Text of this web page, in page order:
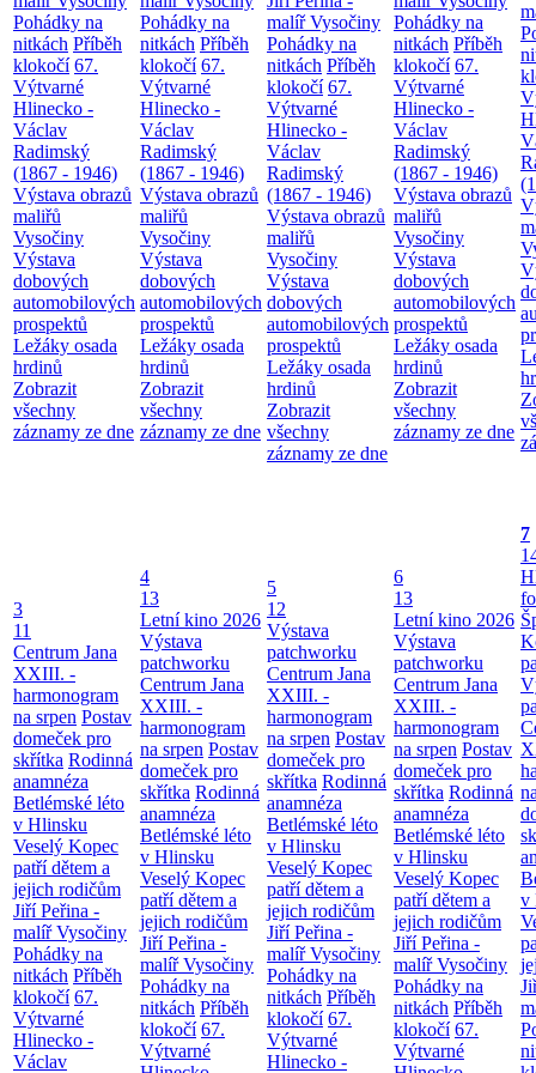
Pohádky na
nitkách Příběh
klokočí 67.
Výtvarné
Hlinecko -
Václav
Radimský
(1867 - 1946)
Výstava obrazů
maliřů
Vysočiny
Výstava
dobových
automobilových
prospektů
Ležáky osada
hrdinů
Zobrazit
všechny
záznamy ze dne
Pohádky na
nitkách Příběh
klokočí 67.
Výtvarné
Hlinecko -
Václav
Radimský
(1867 - 1946)
Výstava obrazů
maliřů
Vysočiny
Výstava
dobových
automobilových
prospektů
Ležáky osada
hrdinů
Zobrazit
všechny
záznamy ze dne
malíř Vysočiny
Pohádky na
nitkách Příběh
klokočí 67.
Výtvarné
Hlinecko -
Václav
Radimský
(1867 - 1946)
Výstava obrazů
maliřů
Vysočiny
Výstava
dobových
automobilových
prospektů
Ležáky osada
hrdinů
Zobrazit
všechny
záznamy ze dne
Pohádky na
nitkách Příběh
klokočí 67.
Výtvarné
Hlinecko -
Václav
Radimský
(1867 - 1946)
Výstava obrazů
maliřů
Vysočiny
Výstava
dobových
automobilových
prospektů
Ležáky osada
hrdinů
Zobrazit
všechny
záznamy ze dne
3
11
Centrum Jana
XXIII. -
harmonogram
na srpen Postav
domeček pro
skřítka Rodinná
anamnéza
Betlémské léto
v Hlinsku
Veselý Kopec
patří dětem a
jejich rodičům
Jiří Peřina -
malíř Vysočiny
Pohádky na
nitkách Příběh
klokočí 67.
Výtvarné
Hlinecko -
Václav
4
13
Letní kino 2026
Výstava
patchworku
Centrum Jana
XXIII. -
harmonogram
na srpen Postav
domeček pro
skřítka Rodinná
anamnéza
Betlémské léto
v Hlinsku
Veselý Kopec
patří dětem a
jejich rodičům
Jiří Peřina -
malíř Vysočiny
Pohádky na
nitkách Příběh
klokočí 67.
Výtvarné
5
12
Výstava
patchworku
Centrum Jana
XXIII. -
harmonogram
na srpen Postav
domeček pro
skřítka Rodinná
anamnéza
Betlémské léto
v Hlinsku
Veselý Kopec
patří dětem a
jejich rodičům
Jiří Peřina -
malíř Vysočiny
Pohádky na
nitkách Příběh
klokočí 67.
Výtvarné
Hlinecko -
6
13
Letní kino 2026
Výstava
patchworku
Centrum Jana
XXIII. -
harmonogram
na srpen Postav
domeček pro
skřítka Rodinná
anamnéza
Betlémské léto
v Hlinsku
Veselý Kopec
patří dětem a
jejich rodičům
Jiří Peřina -
malíř Vysočiny
Pohádky na
nitkách Příběh
klokočí 67.
Výtvarné
7
v